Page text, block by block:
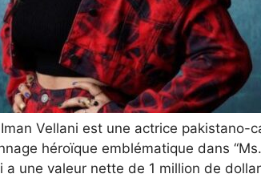
Iman Vellani est une actrice pakistano-
héroïque emblématique dans
a une valeur nette de 1 million de